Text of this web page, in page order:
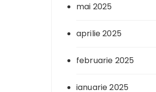
mai 2025
aprilie 2025
februarie 2025
ianuarie 2025